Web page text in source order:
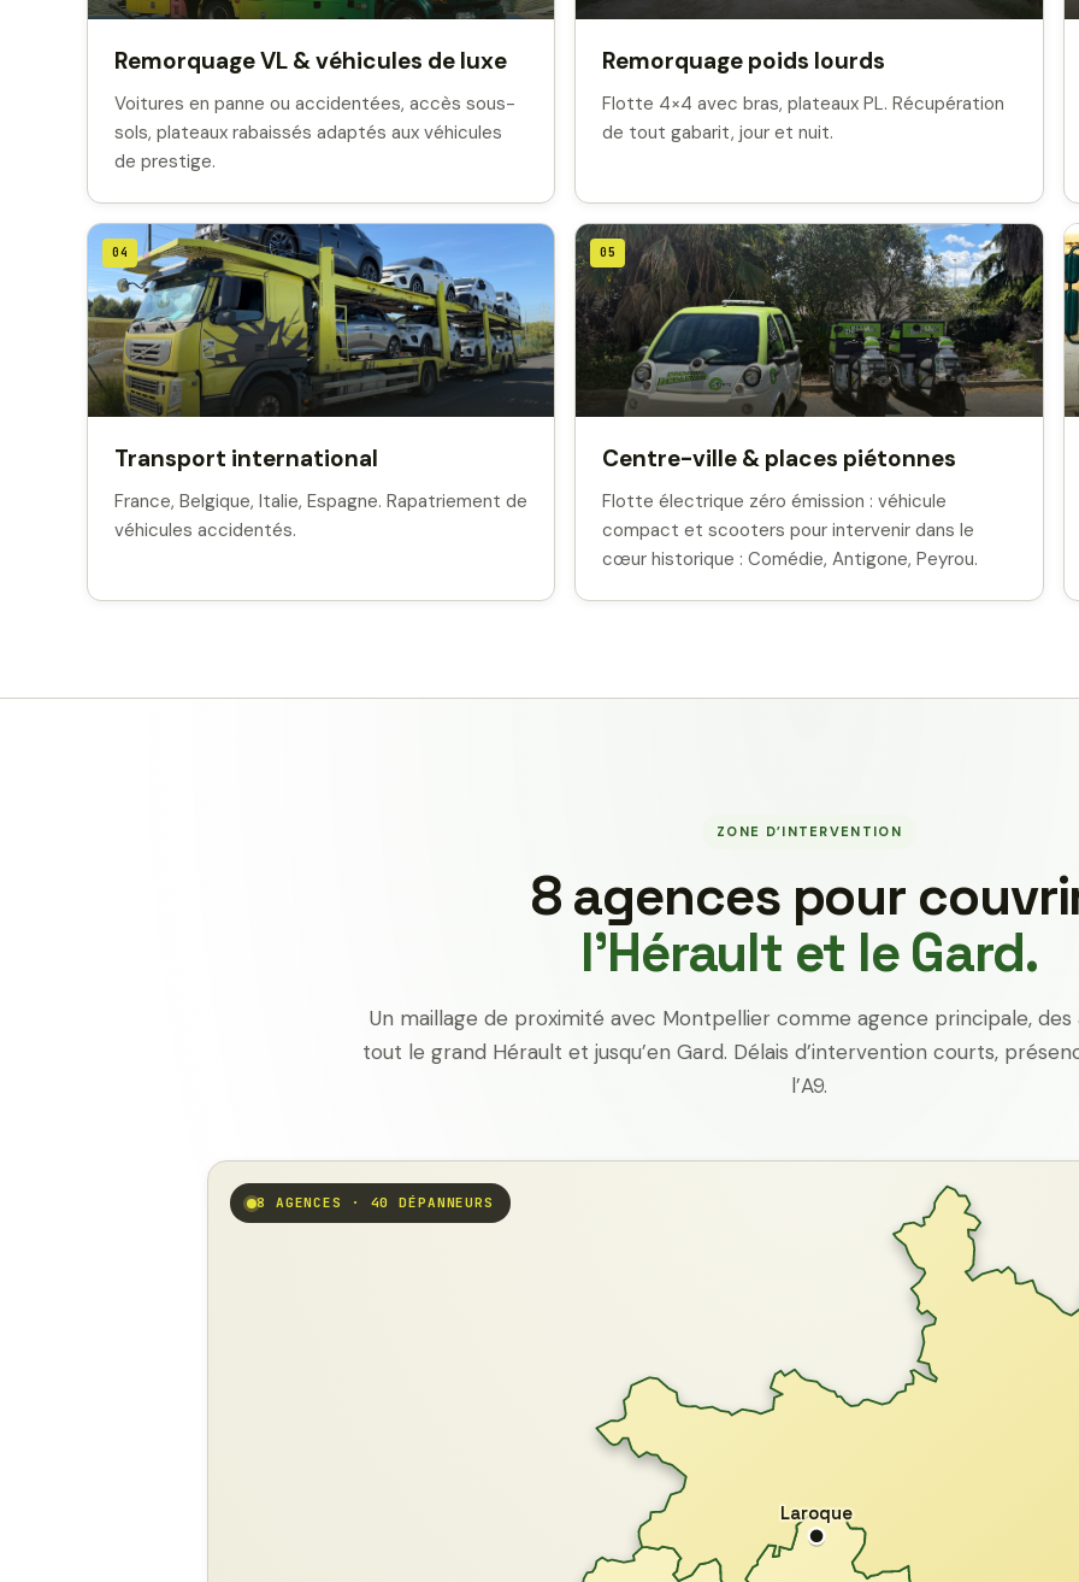
Remorquage VL & véhicules de luxe
Voitures en panne ou accidentées, accès sous-
sols, plateaux rabaissés adaptés aux véhicules
de prestige.
Remorquage poids lourds
Flotte 4×4 avec bras, plateaux PL. Récupération
de tout gabarit, jour et nuit.
04
Transport international
France, Belgique, Italie, Espagne. Rapatriement de
véhicules accidentés.
05
Centre-ville & places piétonnes
Flotte électrique zéro émission : véhicule
compact et scooters pour intervenir dans le
cœur historique : Comédie, Antigone, Peyrou.
ZONE D’INTERVENTION
8 agences pour
l’Hérault et le Gard.
Un maillage de proximité avec Montpellier comme agence principale, des
tout le grand Hérault et jusqu’en Gard. Délais d’intervention courts,
l’A9.
Laroque
8 AGENCES · 40 DÉPANNEURS